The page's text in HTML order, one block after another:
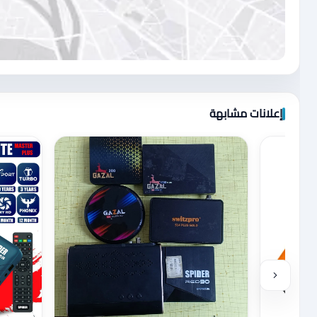
اضغط لتحميل الموقع
إعلانات مشابهة